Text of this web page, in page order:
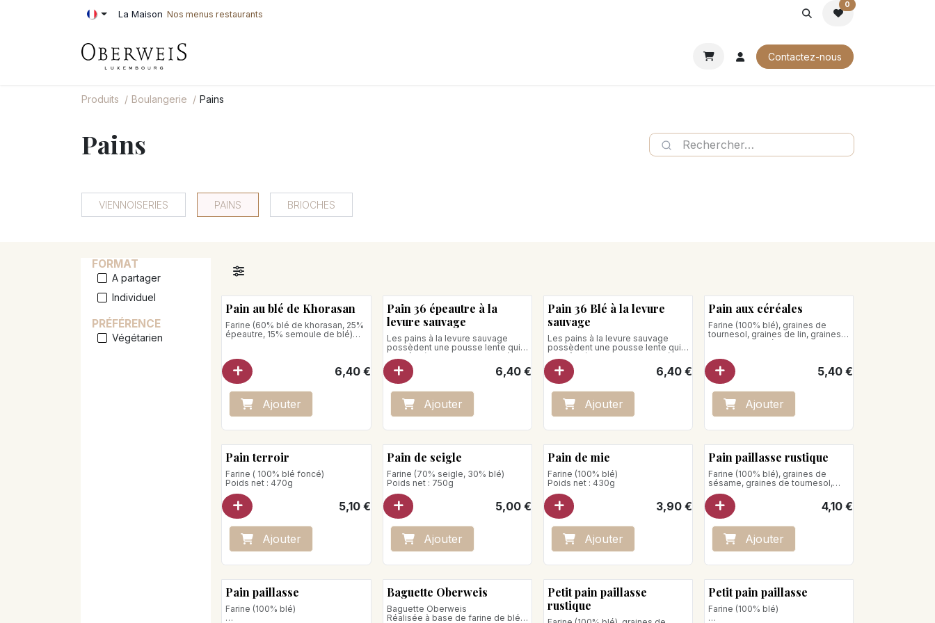
Se rendre au contenu La Maison Nos menus restaurants
0
Contactez-nous
Produits Boulangerie Pains
Pains
VIENNOISERIES PAINS BRIOCHES
FORMAT
A partager
Individuel
PRÉFÉRENCE
Végétarien
Pain au blé de Khorasan
Farine (60% blé de khorasan, 25%
épeautre, 15% semoule de blé)
6,40€
Ajouter
Pain 36 épeautre à la
levure sauvage
Les pains à la levure sauvage
possèdent une pousse lente qui
se prête à un levage prolongé de
36 heures.
Poids net : 740g
6,40€
Ajouter
Pain 36 Blé à la levure
sauvage
Les pains à la levure sauvage
possèdent une pousse lente qui
se prête à un levage prolongé de
36 heures. Farine(100%blé)
Poids net : 750g
6,40€
Ajouter
Pain aux céréales
Farine (100% blé), graines de
tournesol, graines de lin, graines
de tournesol, sésame
5,40€
Ajouter
Pain terroir
Farine ( 100% blé foncé)
Poids net : 470g
5,10€
Ajouter
Pain de seigle
Farine (70% seigle, 30% blé)
Poids net : 750g
5,00€
Ajouter
Pain de mie
Farine (100% blé)
Poids net : 430g
3,90€
Ajouter
Pain paillasse rustique
Farine (100% blé), graines de
sésame, graines de tournesol,
graines de lin, flocons d'avoine
Poids net : 450 g
4,10€
Ajouter
Pain paillasse
Farine (100% blé)
Baguette Oberweis
Baguette Oberweis
Réalisée à base de farine de blé
Petit pain paillasse
rustique
Petit pain paillasse
Farine (100% blé)